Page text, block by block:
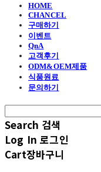
HOME
CHANCEL
구매하기
이벤트
QnA
고객후기
ODM&OEM제품
식품원료
문의하기
Search 검색
Log In 로그인
Cart장바구니